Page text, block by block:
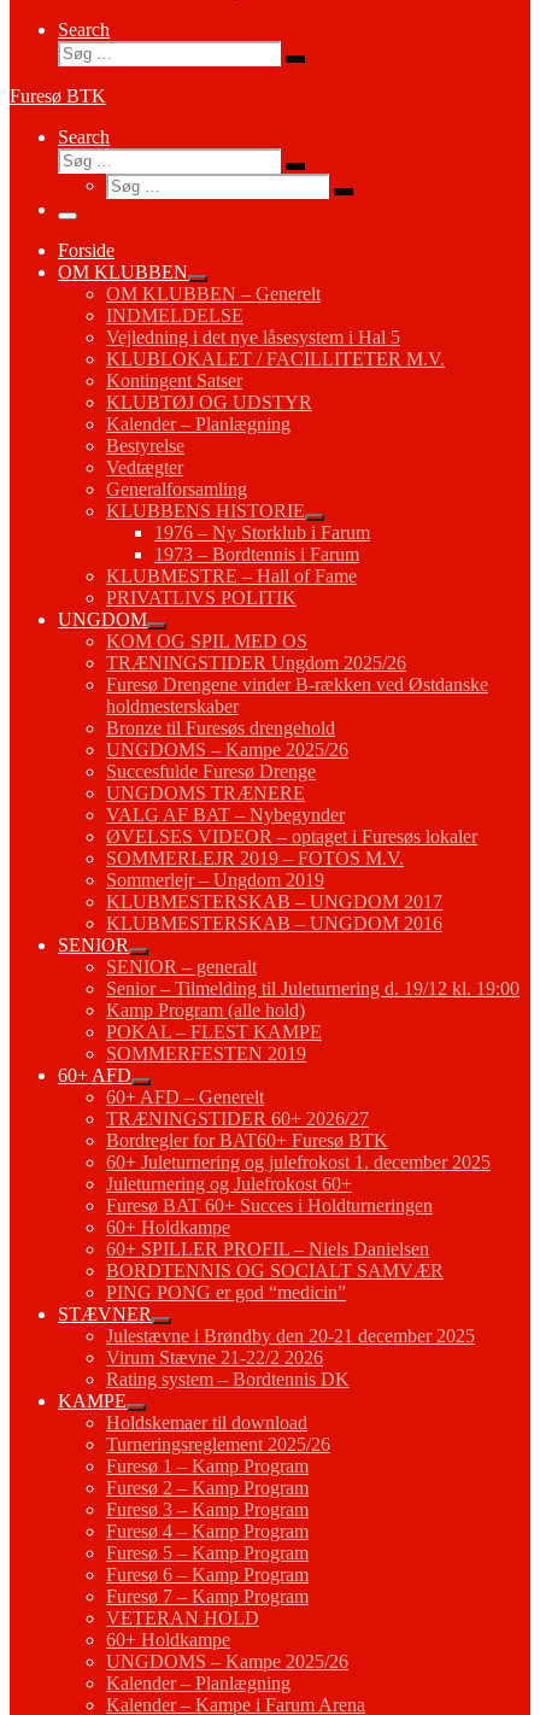
Search
Søg
Søg
Furesø BTK
Search
Søg
Søg
Søg
Søg
Menu
Forside
OM KLUBBEN
OM KLUBBEN – Generelt
INDMELDELSE
Vejledning i det nye låsesystem i Hal 5
KLUBLOKALET / FACILLITETER M.V.
Kontingent Satser
KLUBTØJ OG UDSTYR
Kalender – Planlægning
Bestyrelse
Vedtægter
Generalforsamling
KLUBBENS HISTORIE
1976 – Ny Storklub i Farum
1973 – Bordtennis i Farum
KLUBMESTRE – Hall of Fame
PRIVATLIVS POLITIK
UNGDOM
KOM OG SPIL MED OS
TRÆNINGSTIDER Ungdom 2025/26
Furesø Drengene vinder B-rækken ved Østdanske
holdmesterskaber
Bronze til Furesøs drengehold
UNGDOMS – Kampe 2025/26
Succesfulde Furesø Drenge
UNGDOMS TRÆNERE
VALG AF BAT – Nybegynder
ØVELSES VIDEOR – optaget i Furesøs lokaler
SOMMERLEJR 2019 – FOTOS M.V.
Sommerlejr – Ungdom 2019
KLUBMESTERSKAB – UNGDOM 2017
KLUBMESTERSKAB – UNGDOM 2016
SENIOR
SENIOR – generalt
Senior – Tilmelding til Juleturnering d. 19/12 kl. 19:00
Kamp Program (alle hold)
POKAL – FLEST KAMPE
SOMMERFESTEN 2019
60+ AFD
60+ AFD – Generelt
TRÆNINGSTIDER 60+ 2026/27
Bordregler for BAT60+ Furesø BTK
60+ Juleturnering og julefrokost 1. december 2025
Juleturnering og Julefrokost 60+
Furesø BAT 60+ Succes i Holdturneringen
60+ Holdkampe
60+ SPILLER PROFIL – Niels Danielsen
BORDTENNIS OG SOCIALT SAMVÆR
PING PONG er god “medicin”
STÆVNER
Julestævne i Brøndby den 20-21 december 2025
Virum Stævne 21-22/2 2026
Rating system – Bordtennis DK
KAMPE
Holdskemaer til download
Turneringsreglement 2025/26
Furesø 1 – Kamp Program
Furesø 2 – Kamp Program
Furesø 3 – Kamp Program
Furesø 4 – Kamp Program
Furesø 5 – Kamp Program
Furesø 6 – Kamp Program
Furesø 7 – Kamp Program
VETERAN HOLD
60+ Holdkampe
UNGDOMS – Kampe 2025/26
Kalender – Planlægning
Kalender – Kampe i Farum Arena